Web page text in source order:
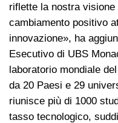
riflette la nostra
cambiamento positivo
innovazione», ha
Esecutivo di UBS
laboratorio mondiale
da 20 Paesi e 29
riunisce più di 1000
tasso tecnologico,